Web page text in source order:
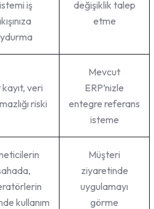
iş
değişiklik talep
etme
veri
riski
Mevcut
ERP’nizle
entegre referans
isteme
kullanım
Müşteri
ziyaretinde
uygulamayı
görme